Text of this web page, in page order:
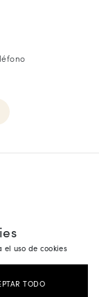
uso de cookies
TODO